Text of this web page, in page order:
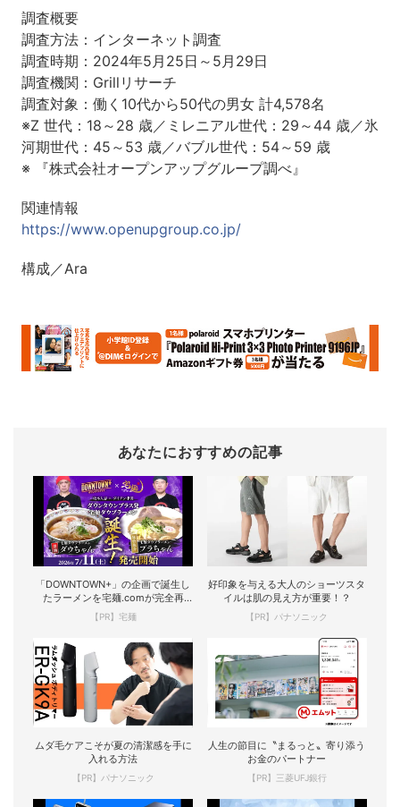
調査概要
調査方法：インターネット調査
調査時期：2024年5月25日～5月29日
調査機関：Grillリサーチ
調査対象：働く10代から50代の男女 計4,578名
※Z 世代：18～28 歳／ミレニアル世代：29～44 歳／氷
河期世代：45～53 歳／バブル世代：54～59 歳
※ 『株式会社オープンアップグループ調べ』
関連情報
https://www.openupgroup.co.jp/
構成／Ara
あなたにおすすめの記事
「DOWNTOWN+」の企画で誕生し
たラーメンを宅麺.comが完全再
現！
【PR】宅麺
好印象を与える大人のショーツスタ
イルは肌の見え方が重要！？
【PR】パナソニック
ムダ毛ケアこそが夏の清潔感を手に
入れる方法
【PR】パナソニック
人生の節目に〝まるっと〟寄り添う
お金のパートナー
【PR】三菱UFJ銀行